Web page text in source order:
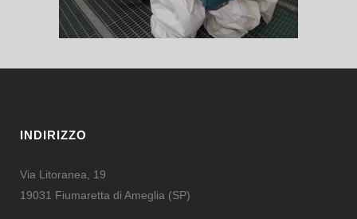
INDIRIZZO
Via Litoranea, 19
19031 Fiumaretta di Ameglia (SP)